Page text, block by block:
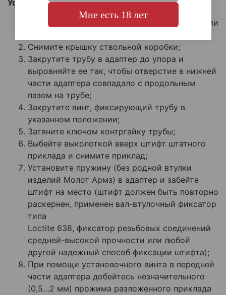
Установка:
Отстыкуйте магазин и убедитесь в отсутствии
Снимите крышку ствольной коробки;
Закрутите трубу в адаптер до упора и
выровняйте ее так, чтобы отверстие в нижней
части адаптера совпадало с продольным
пазом на трубе;
Закрутите винт, фиксирующий трубу в
указанном положении;
Затяните ключом контргайку трубы;
Выбейте выколоткой вверх штифт штатного
приклада и снимите приклад;
Установите пружину (без родной втулки
изделий Молот Армз) в адаптер и забейте
штифт на место (штифт должен быть повторно
раскернен, применен вал-втулочный фиксатор
типа
Loctite 638, фиксатор резьбовых соединений
средней-высокой прочности или любой
другой надежный способ фиксации штифта);
При помощи установочного винта в передней
части адаптера добейтесь незначительного
(0,5…2 мм) прожима разложенного приклада
Мне есть 18 лет